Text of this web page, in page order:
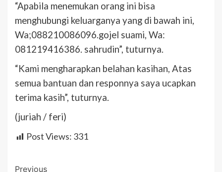
“Apabila menemukan orang ini bisa
menghubungi keluarganya yang di bawah ini,
Wa;088210086096.gojel suami, Wa:
081219416386. sahrudin”, tuturnya.
“Kami mengharapkan belahan kasihan, Atas
semua bantuan dan responnya saya ucapkan
terima kasih”, tuturnya.
(juriah / feri)
Post Views: 331
Previous